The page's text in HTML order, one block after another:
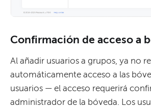
Confirmación de acceso a
Al añadir usuarios a grupos, ya no
automáticamente acceso a las
usuarios — el acceso requerirá
administrador de la bóveda. Los